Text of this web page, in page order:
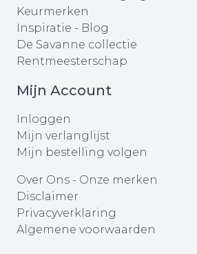
Keurmerken
Inspiratie - Blog
De Savanne collectie
Rentmeesterschap
Mijn Account
Inloggen
Mijn verlanglijst
Mijn bestelling volgen
Over Ons - Onze merken
Disclaimer
Privacyverklaring
Algemene voorwaarden